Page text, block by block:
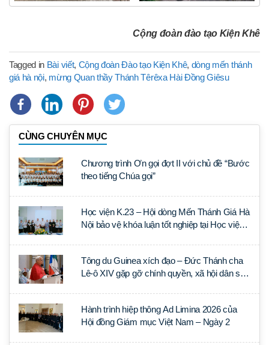
Cộng đoàn đào tạo Kiện Khê
Tagged in Bài viết, Cộng đoàn Đào tạo Kiện Khê, dòng mến thánh
giá hà nội, mừng Quan thầy Thánh Têrêxa Hài Đồng Giêsu
CÙNG CHUYÊN MỤC
Chương trình Ơn gọi đợt II với chủ đề “Bước
theo tiếng Chúa gọi”
Học viện K.23 – Hội dòng Mến Thánh Giá Hà
Nội bảo vệ khóa luận tốt nghiệp tại Học viện
Tông du Guinea xích đạo – Đức Thánh cha
Lê-ô XIV gặp gỡ chính quyền, xã hội dân sự
Hành trình hiệp thông Ad Limina 2026 của
Hội đồng Giám mục Việt Nam – Ngày 2